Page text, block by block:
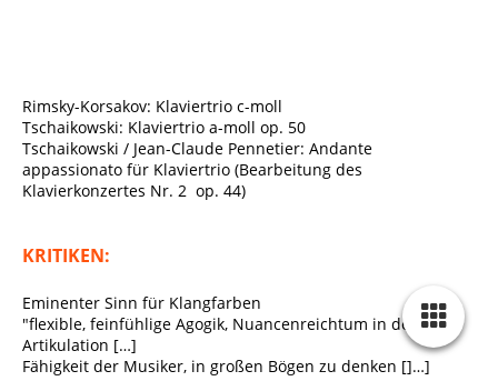
Rimsky-Korsakov: Klaviertrio c-moll
Tschaikowski: Klaviertrio a-moll op. 50
Tschaikowski / Jean-Claude Pennetier: Andante
appassionato für Klaviertrio (Bearbeitung des
Klavierkonzertes Nr. 2 op. 44)
KRITIKEN:
Eminenter Sinn für Klangfarben
"flexible, feinfühlige Agogik, Nuancenreichtum in der
Artikulation […]
Fähigkeit der Musiker, in großen Bögen zu denken []…]